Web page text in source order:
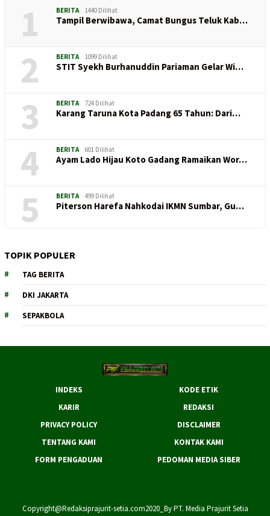
1 BERITA 1440 Dilihat
Tampil Berwibawa, Camat Bungus Teluk Kab…
2 BERITA 1099 Dilihat
STIT Syekh Burhanuddin Pariaman Gelar Wi…
3 BERITA 724 Dilihat
Karang Taruna Kota Padang 65 Tahun: Dari…
4 BERITA 601 Dilihat
Ayam Lado Hijau Koto Gadang Ramaikan Wor…
5 BERITA 499 Dilihat
Piterson Harefa Nahkodai IKMN Sumbar, Gu…
TOPIK POPULER
TAG BERITA
DKI JAKARTA
SEPAKBOLA
INDEKS
KODE ETIK
KARIR
REDAKSI
PRIVACY POLICY
DISCLAIMER
TENTANG KAMI
KONTAK KAMI
FORM PENGADUAN
PEDOMAN MEDIA SIBER
Copyright@Redaksiprajurit-setia.com2020_By PT. Media Prajurit Setia